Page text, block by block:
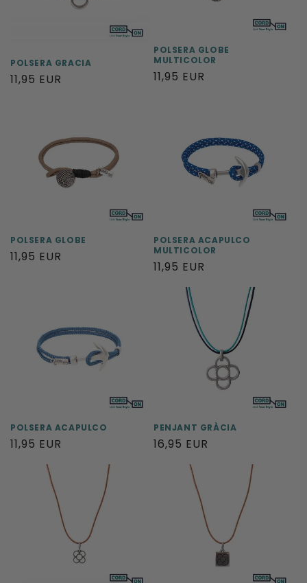
POLSERA GRACIA
Preu
11,95 EUR
POLSERA GLOBE
MULTICOLOR
Preu
11,95 EUR
POLSERA GLOBE
Preu
11,95 EUR
POLSERA ACAPULCO
MULTICOLOR
Preu
habitual
11,95 EUR
POLSERA ACAPULCO
Preu
habitual
11,95 EUR
PENJANT GRÀCIA
Preu
habitual
16,95 EUR